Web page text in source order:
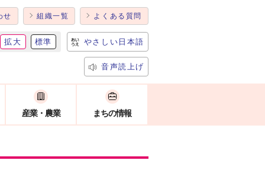
せ 組織一覧 よくある質問
拡大 標準 やさしい日本語
音声読上げ
産業・農業 まちの情報